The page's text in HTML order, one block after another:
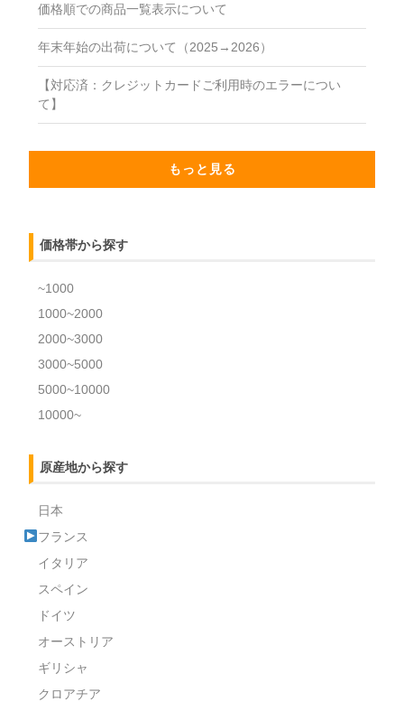
価格順での商品一覧表示について
年末年始の出荷について（2025→2026）
【対応済：クレジットカードご利用時のエラーについ
て】
もっと見る
価格帯から探す
~1000
1000~2000
2000~3000
3000~5000
5000~10000
10000~
原産地から探す
日本
フランス
イタリア
スペイン
ドイツ
オーストリア
ギリシャ
クロアチア